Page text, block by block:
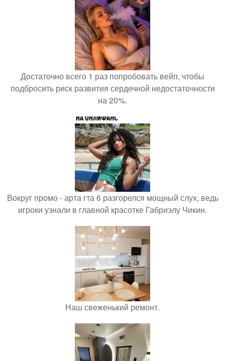
Достаточно всего 1 раз попробовать вейп, чтобы
подбросить риск развития сердечной недостаточности
на 20%.
Вокруг промо - арта гта 6 разгорелся мощный слух, ведь
игроки узнали в главной красотке Габриэлу Чикин.
Наш свеженький ремонт.